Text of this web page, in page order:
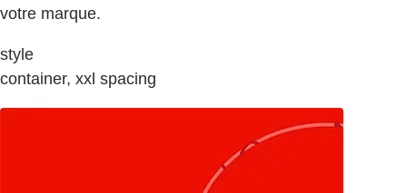
votre marque.
style
container, xxl spacing